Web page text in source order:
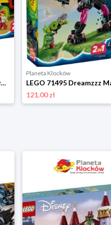
LEGO 71499 Dreamzzz Sprayowa ciężarówka Mateo Lego
Planeta Klocków
121.00 zł